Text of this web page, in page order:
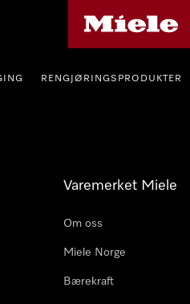
RENGJØRINGSPRODUKTER
Varemerket Miele
Om oss
Miele Norge
Bærekraft